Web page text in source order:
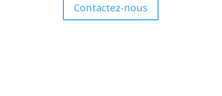
Contactez-nous